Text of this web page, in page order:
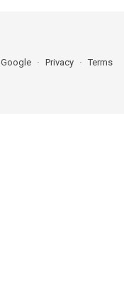
Google Privacy Terms